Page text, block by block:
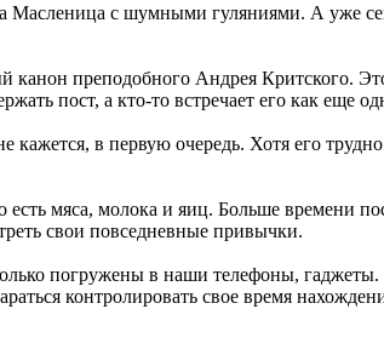
Масленица с шумными гуляниями. А уже
преподобного Андрея Критского.
пост, а кто-то встречает его как еще
в первую очередь. Хотя его
мяса, молока и яиц. Больше времени
свои повседневные привычки.
погружены в наши телефоны,
контролировать свое время